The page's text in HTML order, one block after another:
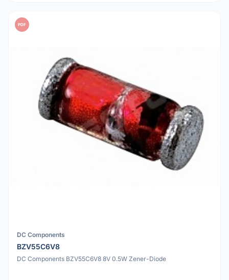
PDF
DC Components
BZV55C6V8
DC Components BZV55C6V8 8V 0.5W Zener-Diode